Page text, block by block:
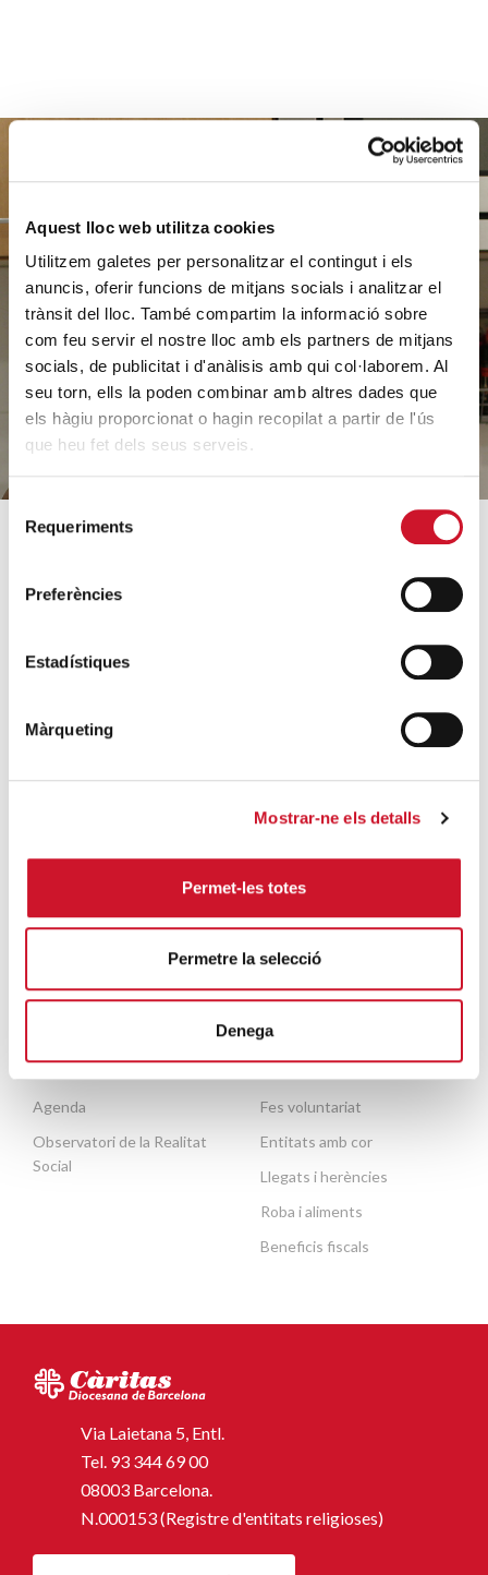
Aquest lloc web utilitza cookies
Utilitzem galetes per personalitzar el contingut i els
anuncis, oferir funcions de mitjans socials i analitzar el
trànsit del lloc. També compartim la informació sobre
com feu servir el nostre lloc amb els partners de mitjans
socials, de publicitat i d'anàlisis amb qui col·laborem. Al
seu torn, ells la poden combinar amb altres dades que
els hàgiu proporcionat o hagin recopilat a partir de l'ús
que heu fet dels seus serveis.
Selecció
Requeriments
Preferències
Estadístiques
Màrqueting
Mostrar-ne els detalls
Permet-les totes
Permetre la selecció
Denega
Ajuda'ns
a ajudar
FES UN DONATIU
Qui som?
Orientacions estratègiques
Arxiu històric
Entitats col·laboradores
Acollida i acompanyament
Sense llar i habitatge
bàsiques
Mobilitat humana
Persones grans
Necessites ajuda?
Agenda
Observatori de la Realitat
Social
COL·LABORA
Fes voluntariat
Entitats amb cor
Llegats i herències
Roba i aliments
Beneficis fiscals
Via Laietana 5, Entl.
Tel. 93 344 69 00
08003 Barcelona.
N.000153 (Registre d'entitats religioses)